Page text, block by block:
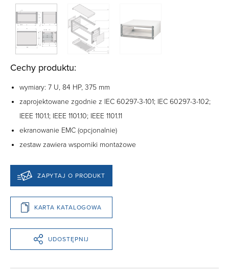
Cechy produktu:
wymiary: 7 U, 84 HP, 375 mm
zaprojektowane zgodnie z IEC 60297-3-101; IEC 60297-3-102;
IEEE 1101.1; IEEE 1101.10; IEEE 1101.11
ekranowanie EMC (opcjonalnie)
zestaw zawiera wsporniki montażowe
ZAPYTAJ O PRODUKT
KARTA KATALOGOWA
UDOSTĘPNIJ